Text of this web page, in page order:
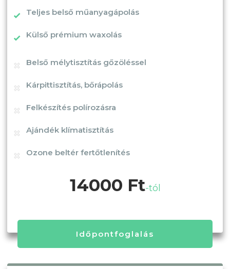
Teljes belső műanyagápolás
Külső prémium waxolás
Belső mélytisztítás gőzöléssel
Kárpittisztítás, bőrápolás
Felkészítés polírozásra
Ajándék klímatisztítás
Ozone beltér fertőtlenítés
14000 Ft-tól
Időpontfoglalás